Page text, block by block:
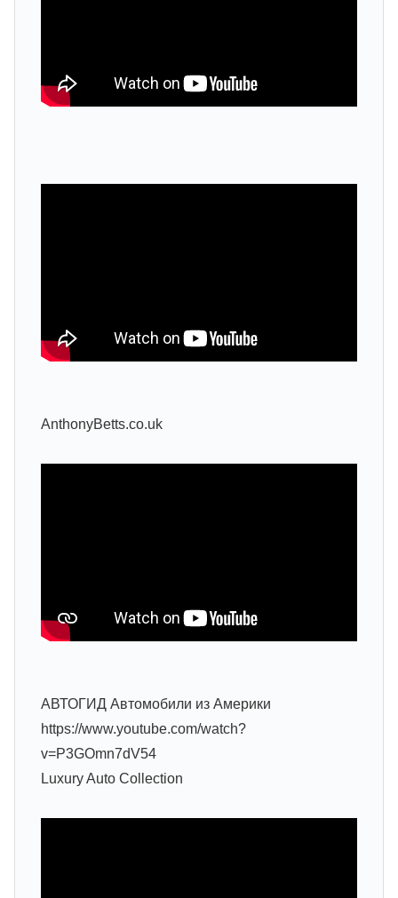
AnthonyBetts.co.uk
АВТОГИД Автомобили из Америки
https://www.youtube.com/watch?
v=P3GOmn7dV54
Luxury Auto Collection